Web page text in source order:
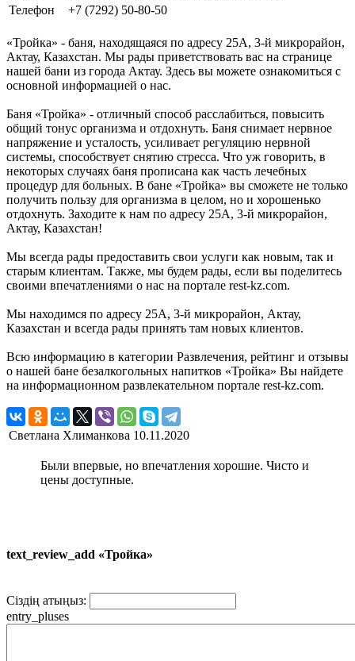
Телефон
+7 (7292) 50-80-50
«Тройка» - баня, находящаяся по адресу 25А, 3-й микрорайон,
Актау, Казахстан. Мы рады приветствовать вас на странице
нашей бани из города Актау. Здесь вы можете ознакомиться с
основной информацией о нас.
Баня «Тройка» - отличный способ расслабиться, повысить
общий тонус организма и отдохнуть. Баня снимает нервное
напряжение и усталость, усиливает регуляцию нервной
системы, способствует снятию стресса. Что уж говорить, в
некоторых случаях баня прописана как часть лечебных
процедур для больных. В бане «Тройка» вы сможете не только
получить пользу для организма в целом, но и хорошенько
отдохнуть. Заходите к нам по адресу 25А, 3-й микрорайон,
Актау, Казахстан!
Мы всегда рады предоставить свои услуги как новым, так и
старым клиентам. Также, мы будем рады, если вы поделитесь
своими впечатлениями о нас на портале rest-kz.com.
Мы находимся по адресу 25А, 3-й микрорайон, Актау,
Казахстан и всегда рады принять там новых клиентов.
Всю информацию в категории Развлечения, рейтинг и отзывы
о нашей бане безалкогольных напитков «Тройка» Вы найдете
на информационном развлекательном портале rest-kz.com.
Светлана Хлиманкова 10.11.2020
Были впервые, но впечатления хорошие. Чисто и
цены доступные.
text_review_add «Тройка»
Сіздің атыңыз:
entry_pluses